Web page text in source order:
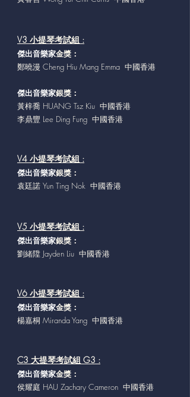
V3 小提琴考試組 :
傑出音樂家金獎：
鄭曉漫 Cheng Hiu Mang Emma 中國香港
傑出音樂家銀獎：
黃梓喬 HUANG Tsz Kiu 中國香港
李鼎豐 Lee Ding Fung 中國香港
V4 小提琴考試組 :
傑出音樂家銀獎：
袁廷諾 Yun Ting Nok 中國香港
V5 小提琴考試組 :
傑出音樂家銀獎：
劉緒陞 Jayden Liu 中國香港
V6 小提琴考試組 :
傑出音樂家金獎：
楊嘉桐 Miranda Yang 中國香港
C3 大提琴考試組 G3 :
傑出音樂家金獎：
侯耀庭 HAU Zachary Cameron 中國香港